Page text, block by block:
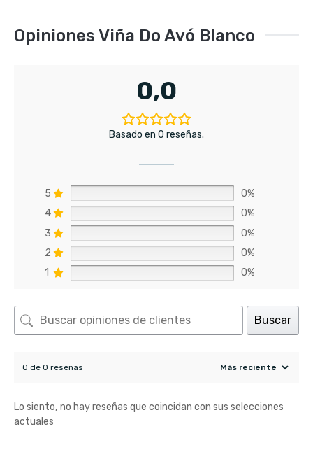
Opiniones Viña Do Avó Blanco
0,0
Basado en 0 reseñas.
5
0%
4
0%
3
0%
2
0%
1
0%
Buscar
0 de 0 reseñas
Lo siento, no hay reseñas que coincidan con sus selecciones
actuales